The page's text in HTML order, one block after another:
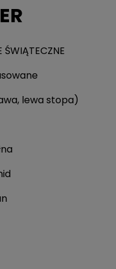
ŚWIĄTECZNE
lewa stopa)